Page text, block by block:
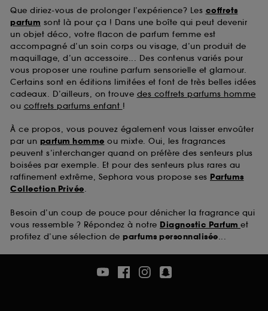
Que diriez-vous de prolonger l’expérience? Les coffrets
parfum sont là pour ça ! Dans une boîte qui peut devenir
un objet déco, votre flacon de parfum femme est
accompagné d’un soin corps ou visage, d’un produit de
maquillage, d’un accessoire... Des contenus variés pour
vous proposer une routine parfum sensorielle et glamour.
Certains sont en éditions limitées et font de très belles idées
cadeaux. D’ailleurs, on trouve des coffrets parfums homme
ou coffrets parfums enfant !
À ce propos, vous pouvez également vous laisser envoûter
par un parfum homme ou mixte. Oui, les fragrances
peuvent s’interchanger quand on préfère des senteurs plus
boisées par exemple. Et pour des senteurs plus rares au
raffinement extrême, Sephora vous propose ses Parfums
Collection Privée.
Besoin d’un coup de pouce pour dénicher la fragrance qui
vous ressemble ? Répondez à notre Diagnostic Parfum et
profitez d’une sélection de parfums personnalisée...